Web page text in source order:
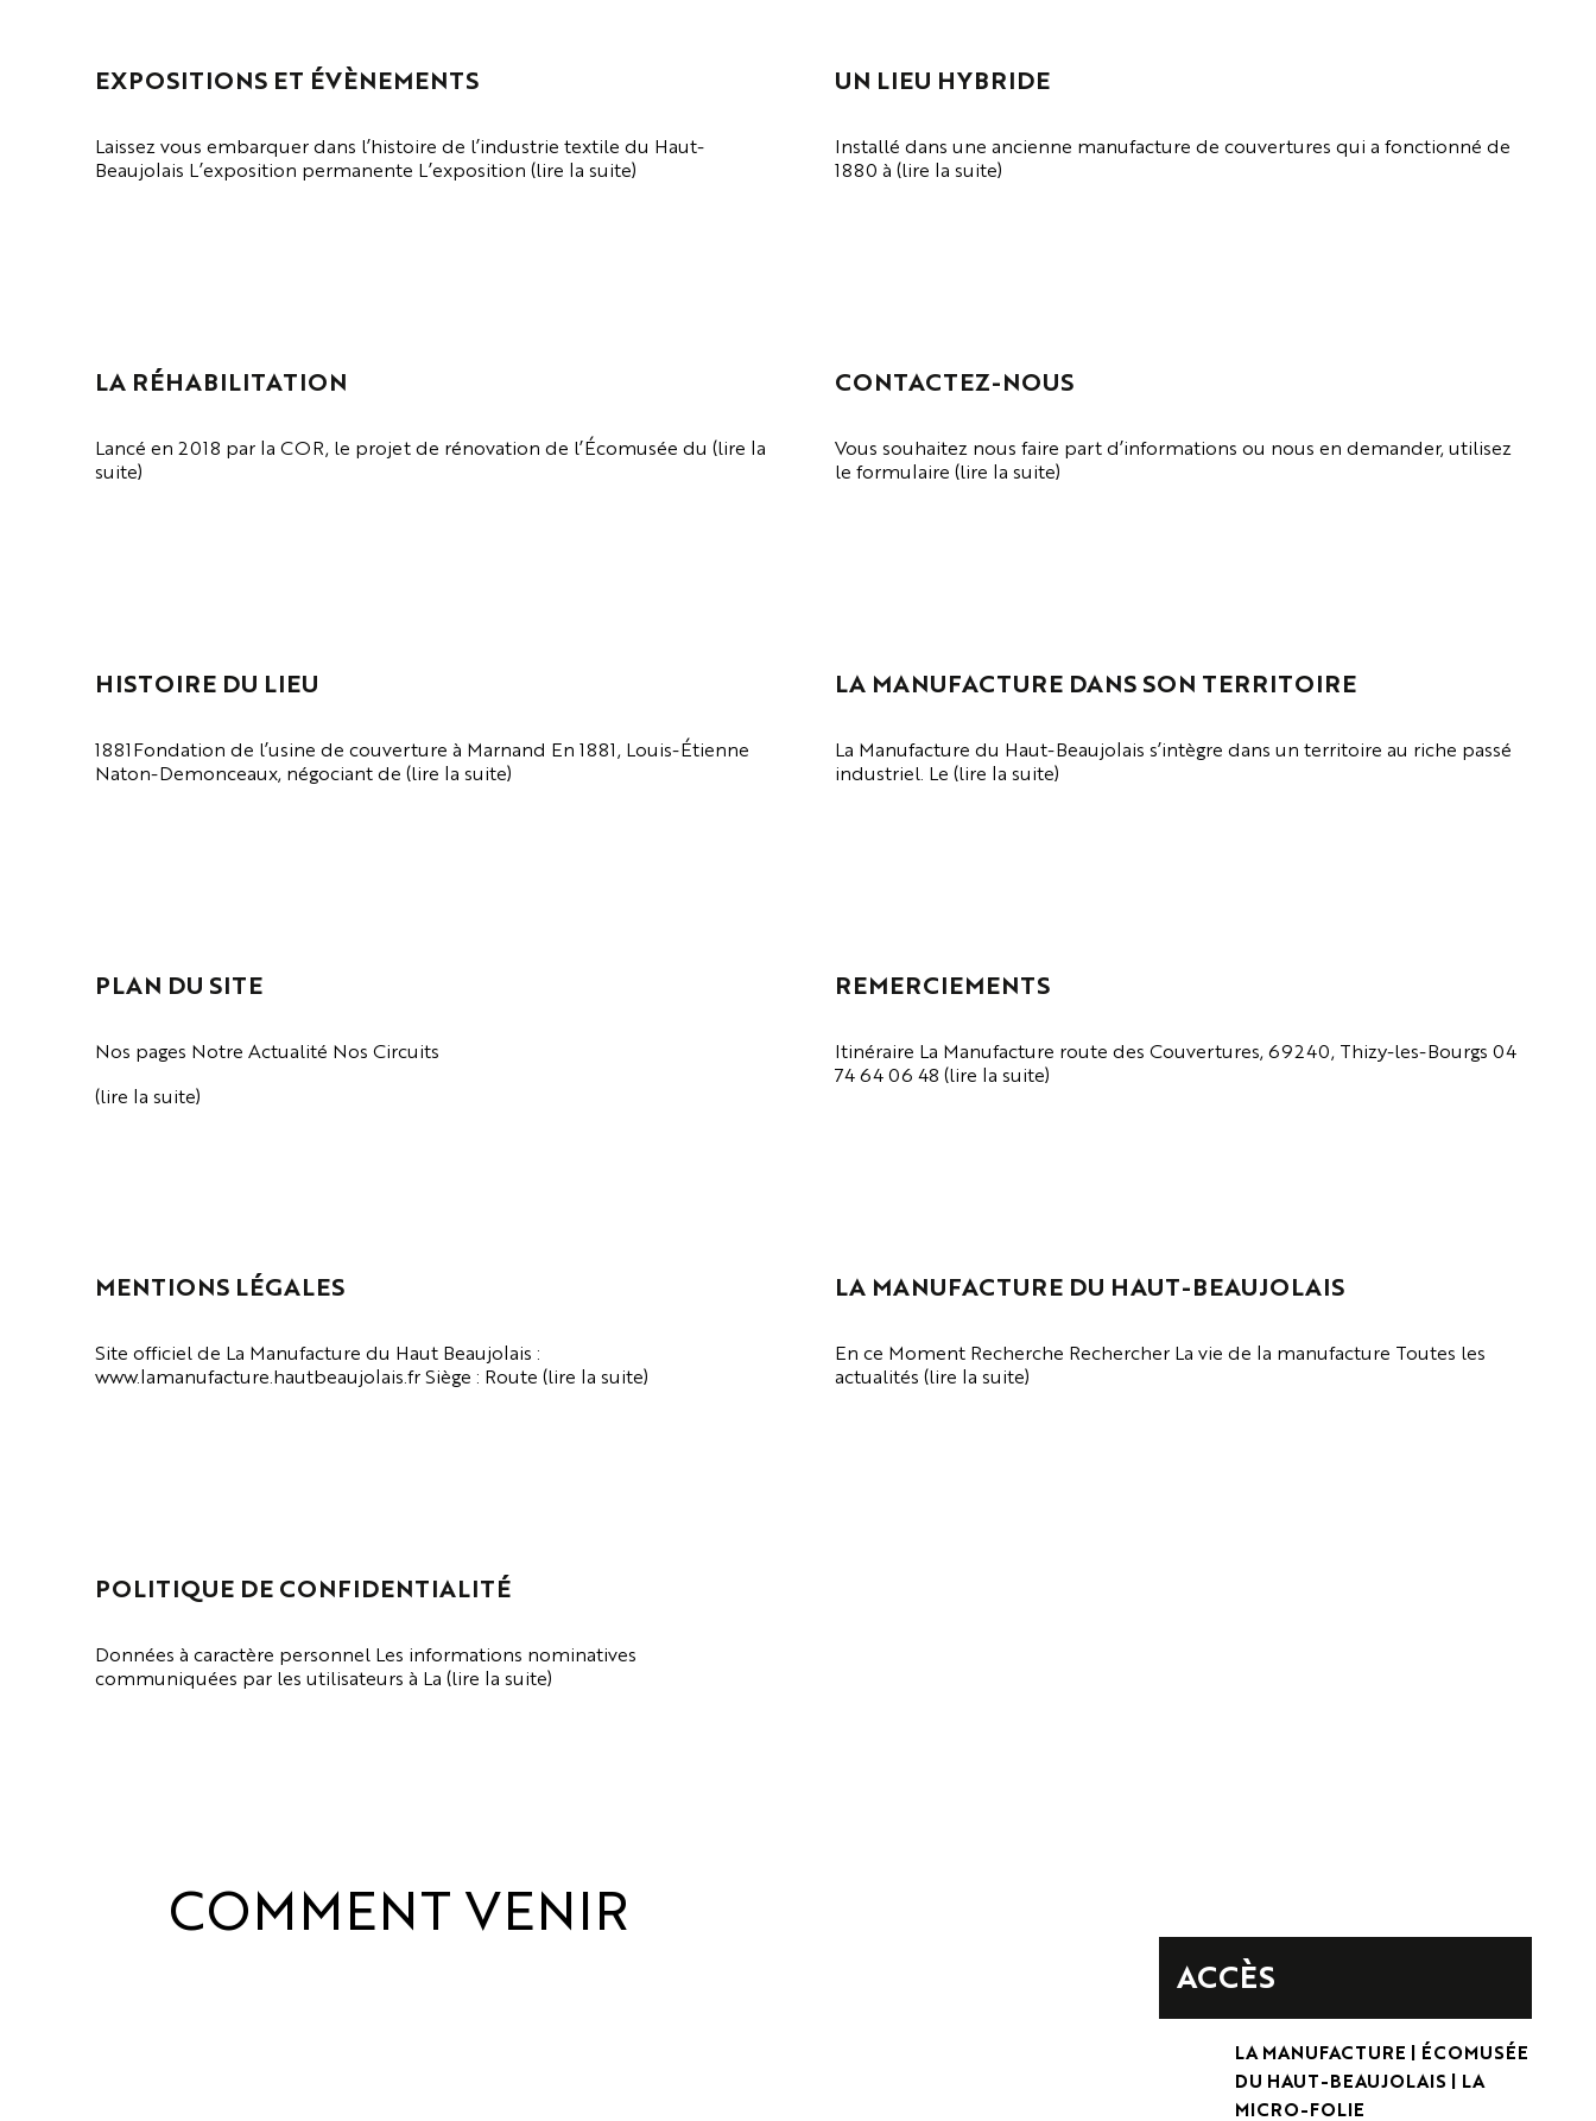
EXPOSITIONS ET ÉVÈNEMENTS
Laissez vous embarquer dans l’histoire de l’industrie textile du Haut-
Beaujolais L’exposition permanente L’exposition (lire la suite)
UN LIEU HYBRIDE
Installé dans une ancienne manufacture de couvertures qui a fonctionné de
1880 à (lire la suite)
LA RÉHABILITATION
Lancé en 2018 par la COR, le projet de rénovation de l’Écomusée du (lire la
suite)
CONTACTEZ-NOUS
Vous souhaitez nous faire part d’informations ou nous en demander, utilisez
le formulaire (lire la suite)
HISTOIRE DU LIEU
1881Fondation de l’usine de couverture à Marnand En 1881, Louis-Étienne
Naton-Demonceaux, négociant de (lire la suite)
LA MANUFACTURE DANS SON TERRITOIRE
La Manufacture du Haut-Beaujolais s’intègre dans un territoire au riche passé
industriel. Le (lire la suite)
PLAN DU SITE
Nos pages Notre Actualité Nos Circuits
(lire la suite)
REMERCIEMENTS
Itinéraire La Manufacture route des Couvertures, 69240, Thizy-les-Bourgs 04
74 64 06 48 (lire la suite)
MENTIONS LÉGALES
Site officiel de La Manufacture du Haut Beaujolais :
www.lamanufacture.hautbeaujolais.fr Siège : Route (lire la suite)
LA MANUFACTURE DU HAUT-BEAUJOLAIS
En ce Moment Recherche Rechercher La vie de la manufacture Toutes les
actualités (lire la suite)
POLITIQUE DE CONFIDENTIALITÉ
Données à caractère personnel Les informations nominatives
communiquées par les utilisateurs à La (lire la suite)
COMMENT VENIR
ACCÈS
LA MANUFACTURE | ÉCOMUSÉE
DU HAUT-BEAUJOLAIS | LA
MICRO-FOLIE